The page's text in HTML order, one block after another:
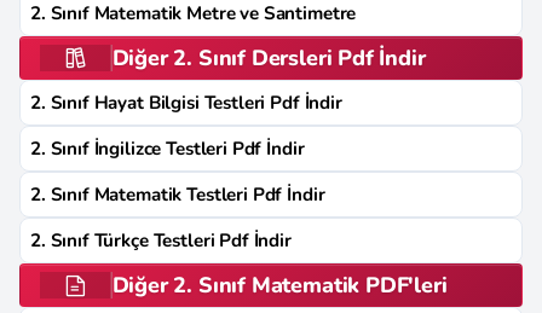
2. Sınıf Matematik Metre ve Santimetre
Diğer 2. Sınıf Dersleri Pdf İndir
2. Sınıf Hayat Bilgisi Testleri Pdf İndir
2. Sınıf İngilizce Testleri Pdf İndir
2. Sınıf Matematik Testleri Pdf İndir
2. Sınıf Türkçe Testleri Pdf İndir
Diğer 2. Sınıf Matematik PDF'leri